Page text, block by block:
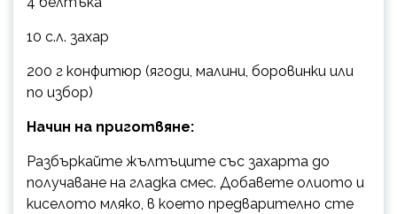
10 с.л. захар
200 г конфитюр (ягоди, малини, боровинки или
по избор)
Начин на приготвяне:
Разбъркайте жълтъците със захарта до
получаване на гладка смес. Добавете олиото и
киселото мляко, в което предварително сте